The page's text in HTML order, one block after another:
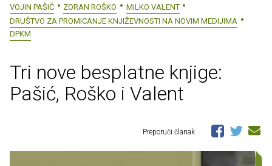
VOJIN PAŠIĆ
ZORAN ROŠKO
MILKO VALENT
DRUŠTVO ZA PROMICANJE KNJIŽEVNOSTI NA NOVIM MEDIJIMA
DPKM
Tri nove besplatne knjige:
Pašić, Roško i Valent
Preporuči članak